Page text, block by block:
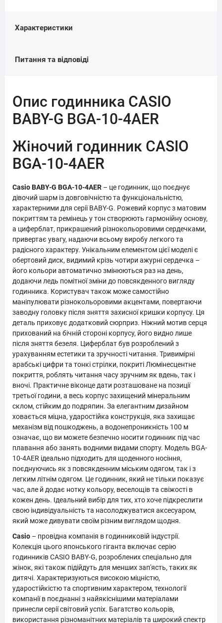
Характеристики
Питання та відповіді
Опис годинника CASIO
BABY-G BGA-10-4AER
Жіночий годинник CASIO
BGA-10-4AER
Casio BABY-G BGA-10-4AER – це годинник, що поєднує
дівочий шарм із довговічністю та функціональністю,
характерними для серії BABY-G. Рожевий корпус з матовим
покриттям та ремінець у тон створюють гармонійну основу,
а циферблат, прикрашений різнокольоровими сердечками,
привертає увагу, надаючи всьому виробу легкого та
радісного характеру. Унікальним елементом цієї моделі є
обертовий диск, видимий крізь чотири ажурні сердечка –
його кольори автоматично змінюються раз на день,
додаючи ледь помітної зміни до повсякденного вигляду
годинника. Користувач також може самостійно
маніпулювати різнокольоровими акцентами, повертаючи
заводну головку після зняття захисної кришки корпусу. Ця
деталь приховує додатковий сюрприз. Ніжний мотив серця
прихований на бічній стороні корпусу, його видно лише
після зняття безеля. Циферблат був розроблений з
урахуванням естетики та зручності читання. Тривимірні
арабські цифри та тонкі стрілки, покриті Люмінесцентне
покриття, роблять читання часу зручним як вдень, так і
вночі. Практичне віконце дати розташоване на позиції
третьої години, а весь корпус захищений мінеральним
склом, стійким до подряпин. За елегантним дизайном
ховається міцна, ударостійка конструкція, яка захищає
механізм від пошкоджень, а водонепроникність 100 м
означає, що ви можете безпечно носити годинник під час
плавання або занять водними видами спорту. Модель BGA-
10-4AER ідеально підходить для щоденного носіння,
поєднуючись як з повсякденним міським одягом, так і з
легким літнім одягом. Це годинник, який не тільки показує
час, але й додає нотку кольору, веселощів та свіжості в
кожен день. Ідеальний вибір для тих, хто хоче підкреслити
свою індивідуальність та насолоджуватися аксесуаром,
який може дивувати своїм різним виглядом щодня.
Casio – провідна компанія в годинниковій індустрії.
Колекція цього японського гіганта включає серію
годинників CASIO BABY-G, розроблених спеціально для
жінок, які також підійдуть для менших зап'ясть, таких як
дитячі. Характеризуються високою міцністю,
ударостійкістю та спортивним характером, технології
компанії в поєднанні з найякіснішими матеріалами
принесли серії світовий успіх. Багатство кольорів,
використання різноманітних матеріалів та широкий спектр